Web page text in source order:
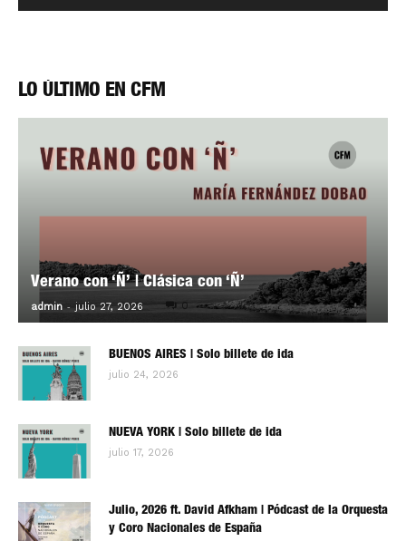
LO ÚLTIMO EN CFM
Verano con ‘Ñ’ | Clásica con ‘Ñ’
admin - julio 27, 2026 0
BUENOS AIRES | Solo billete de ida
julio 24, 2026
NUEVA YORK | Solo billete de ida
julio 17, 2026
Julio, 2026 ft. David Afkham | Pódcast de la Orquesta
y Coro Nacionales de España